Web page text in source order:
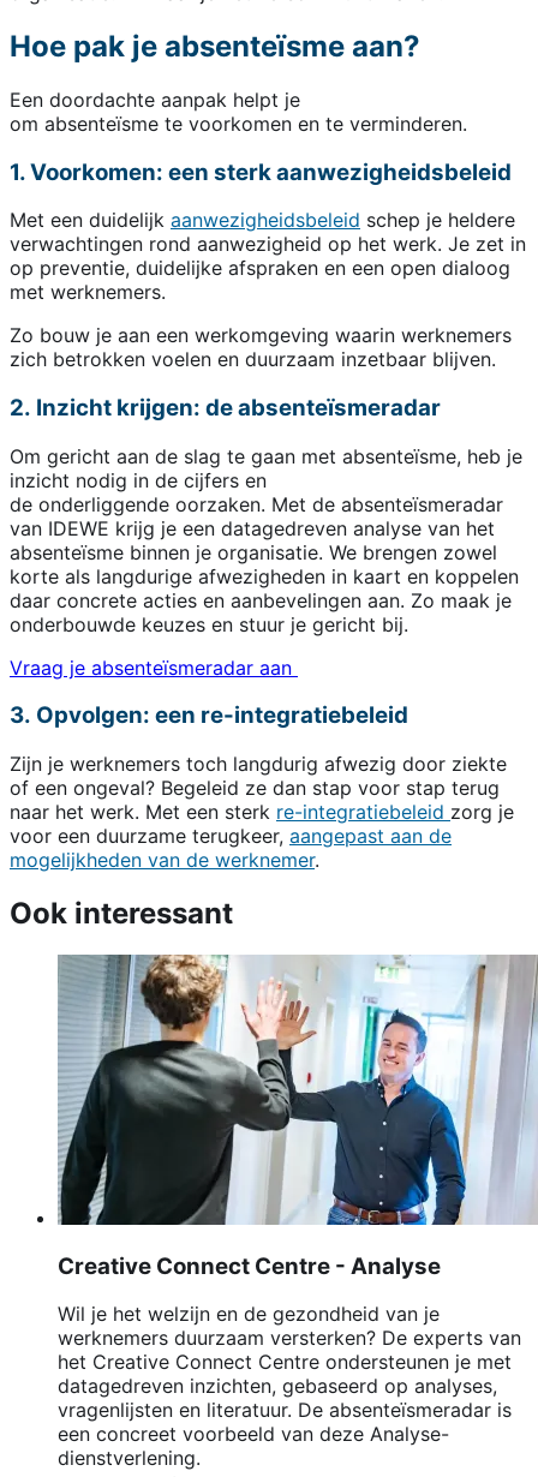
Hoe pak je absenteïsme aan?
Een doordachte aanpak helpt je
om absenteïsme te voorkomen en te verminderen.
1. Voorkomen: een sterk aanwezigheidsbeleid
Met een duidelijk aanwezigheidsbeleid schep je heldere
verwachtingen rond aanwezigheid op het werk. Je zet in
op preventie, duidelijke afspraken en een open dialoog
met werknemers.
Zo bouw je aan een werkomgeving waarin werknemers
zich betrokken voelen en duurzaam inzetbaar blijven.
2. Inzicht krijgen: de absenteïsmeradar
Om gericht aan de slag te gaan met absenteïsme, heb je
inzicht nodig in de cijfers en
de onderliggende oorzaken. Met de absenteïsmeradar
van IDEWE krijg je een datagedreven analyse van het
absenteïsme binnen je organisatie. We brengen zowel
korte als langdurige afwezigheden in kaart en koppelen
daar concrete acties en aanbevelingen aan. Zo maak je
onderbouwde keuzes en stuur je gericht bij.
Vraag je absenteïsmeradar aan
3. Opvolgen: een re-integratiebeleid
Zijn je werknemers toch langdurig afwezig door ziekte
of een ongeval? Begeleid ze dan stap voor stap terug
naar het werk. Met een sterk re-integratiebeleid zorg je
voor een duurzame terugkeer, aangepast aan de
mogelijkheden van de werknemer.
Ook interessant
Creative Connect Centre - Analyse
Wil je het welzijn en de gezondheid van je
werknemers duurzaam versterken? De experts van
het Creative Connect Centre ondersteunen je met
datagedreven inzichten, gebaseerd op analyses,
vragenlijsten en literatuur. De absenteïsmeradar is
een concreet voorbeeld van deze Analyse-
dienstverlening.